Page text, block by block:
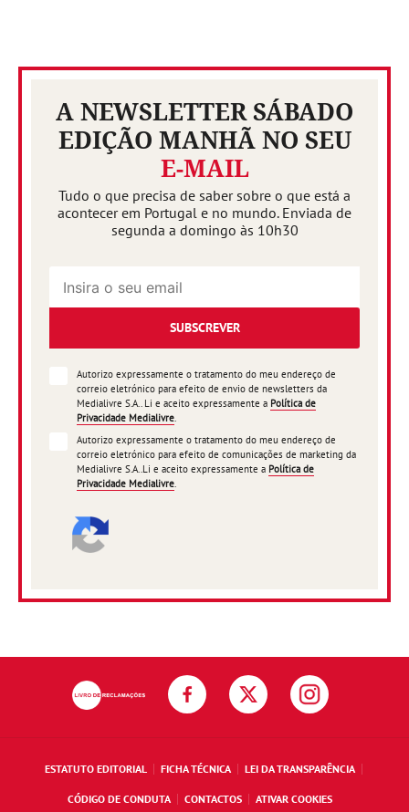
A NEWSLETTER SÁBADO
EDIÇÃO MANHÃ NO SEU
E-MAIL
Tudo o que precisa de saber sobre o que está a
acontecer em Portugal e no mundo. Enviada de
segunda a domingo às 10h30
SUBSCREVER
Autorizo expressamente o tratamento do meu endereço de
correio eletrónico para efeito de envio de newsletters da
Medialivre S.A.. Li e aceito expressamente a Política de
Privacidade Medialivre.
Autorizo expressamente o tratamento do meu endereço de
correio eletrónico para efeito de comunicações de marketing da
Medialivre S.A..Li e aceito expressamente a Política de
Privacidade Medialivre.
ESTATUTO EDITORIAL FICHA TÉCNICA LEI DA TRANSPARÊNCIA
CÓDIGO DE CONDUTA CONTACTOS ATIVAR COOKIES